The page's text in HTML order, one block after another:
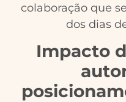
colaboração que
dos dias
Impacto